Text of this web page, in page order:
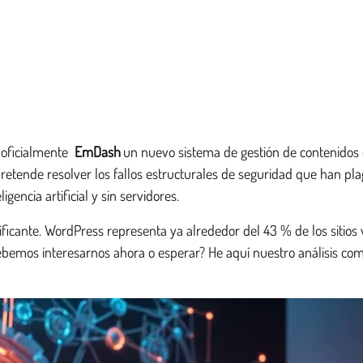
EmDash un nuevo sistema de gestión de
resolver los fallos estructurales de seguridad que han
artificial y sin servidores.
WordPress representa ya alrededor del 43 % de los
interesarnos ahora o esperar? He aquí nuestro análisis